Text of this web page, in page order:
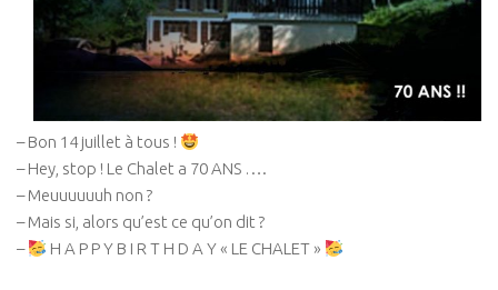
– Bon 14 juillet à tous !
– Hey, stop ! Le Chalet a 70 ANS ….
– Meuuuuuuh non ?
– Mais si, alors qu’est ce qu’on dit ?
–
H A P P Y B I R T H D A Y « LE CHALET »